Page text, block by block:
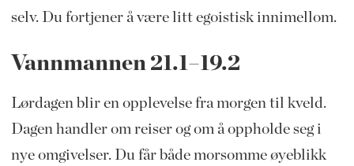
selv. Du fortjener å være litt egoistisk innimellom.
Vannmannen 21.1–19.2
Lørdagen blir en opplevelse fra morgen til kveld.
Dagen handler om reiser og om å oppholde seg i
nye omgivelser. Du får både morsomme øyeblikk